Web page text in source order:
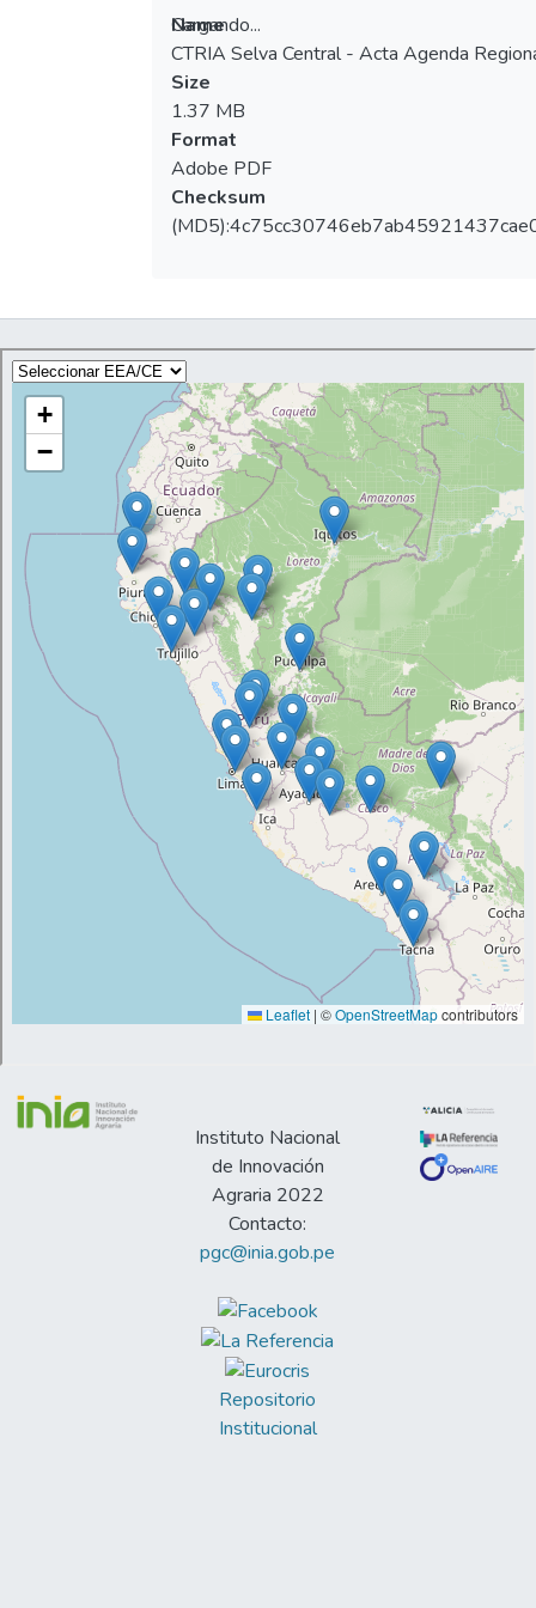
Cargando...
Cargando...
Name
CTRIA Selva Central - Acta Agenda
Size
1.37 MB
Format
Adobe PDF
Checksum
Instituto Nacional
de Innovación
Agraria 2022
Contacto:
pgc@inia.gob.pe
Repositorio
Institucional